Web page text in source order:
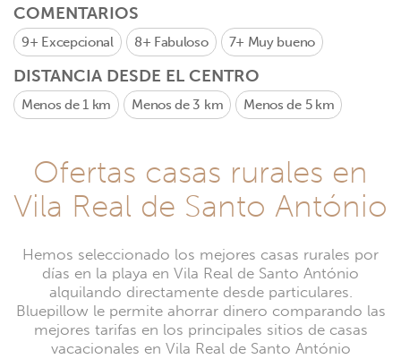
COMENTARIOS
9+ Excepcional 8+ Fabuloso 7+ Muy bueno
DISTANCIA DESDE EL CENTRO
Menos de 1 km Menos de 3 km Menos de 5 km
Ofertas casas rurales en
Vila Real de Santo António
Hemos seleccionado los mejores casas rurales por
días en la playa en Vila Real de Santo António
alquilando directamente desde particulares.
Bluepillow le permite ahorrar dinero comparando las
mejores tarifas en los principales sitios de casas
vacacionales en Vila Real de Santo António